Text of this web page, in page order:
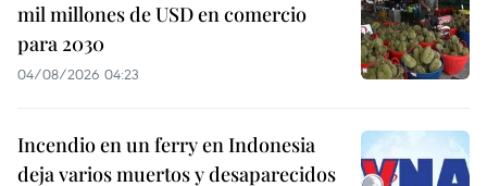
mil millones de USD en comercio
para 2030
04/08/2026 04:23
Incendio en un ferry en Indonesia
deja varios muertos y desaparecidos